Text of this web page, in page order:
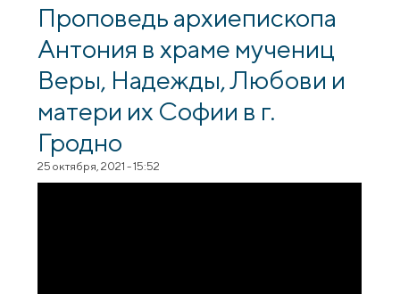
Проповедь архиепископа
Антония в храме мучениц
Веры, Надежды, Любови и
матери их Софии в г.
Гродно
25 октября, 2021 - 15:52